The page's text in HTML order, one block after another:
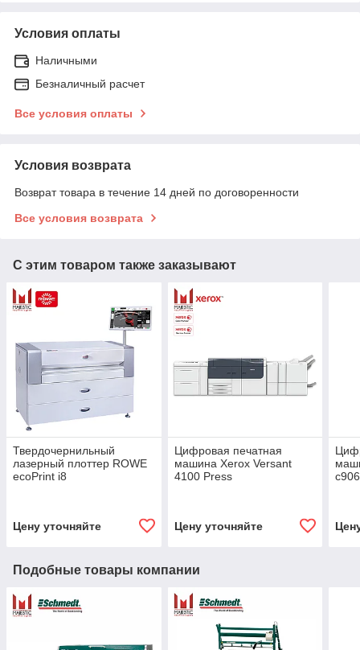
Условия оплаты
Наличными
Безналичный расчет
Все условия оплаты
Условия возврата
Возврат товара в течение 14 дней по договоренности
Все условия возврата
С этим товаром также заказывают
Твердочернильный
лазерный плоттер ROWE
ecoPrint i8
Цену уточняйте
Цифровая печатная
машина Xerox Versant
4100 Press
Цену уточняйте
Подобные товары компании